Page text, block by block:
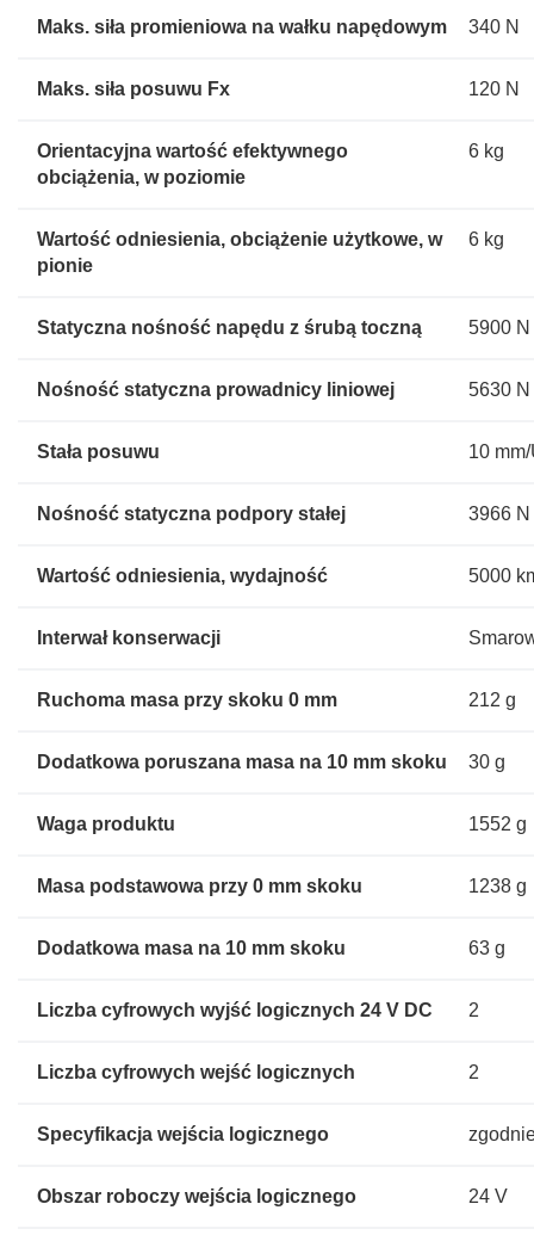
Maks. siła promieniowa na wałku napędowym 340 N
Maks. siła posuwu Fx 120 N
Orientacyjna wartość efektywnego
obciążenia, w poziomie
6 kg
Wartość odniesienia, obciążenie użytkowe, w
pionie
6 kg
Statyczna nośność napędu z śrubą toczną 5900 N
Nośność statyczna prowadnicy liniowej 5630 N
Stała posuwu 10
Nośność statyczna podpory stałej 3966 N
Wartość odniesienia, wydajność 5000
Interwał konserwacji
Ruchoma masa przy skoku 0 mm 212 g
Dodatkowa poruszana masa na 10 mm skoku 30 g
Waga produktu 1552 g
Masa podstawowa przy 0 mm skoku 1238 g
Dodatkowa masa na 10 mm skoku 63 g
Liczba cyfrowych wyjść logicznych 24 V DC 2
Liczba cyfrowych wejść logicznych 2
Specyfikacja wejścia logicznego
Obszar roboczy wejścia logicznego 24 V